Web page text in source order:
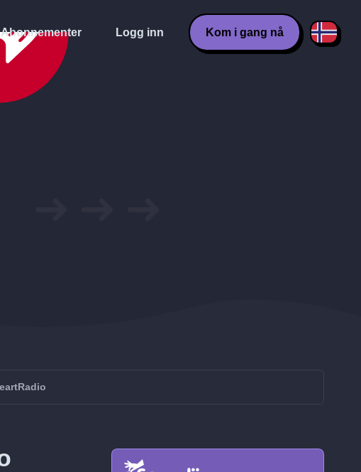
Abonnementer Logg inn Kom i gang nå